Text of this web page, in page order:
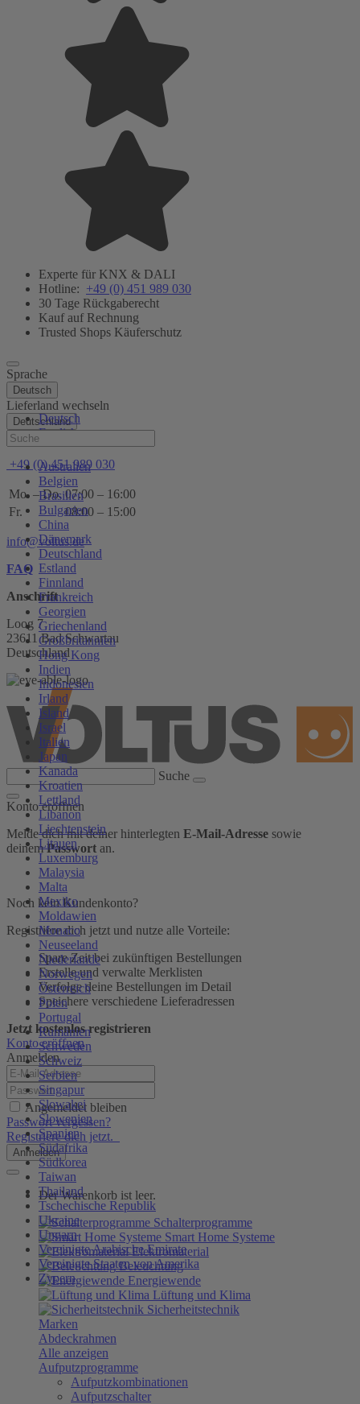
Experte für KNX & DALI
Hotline: +49 (0) 451 989 030
30 Tage Rückgaberecht
Kauf auf Rechnung
Trusted Shops Käuferschutz
Sprache
Deutsch
Deutsch
English
Lieferland wechseln
Deutschland
Australien
Belgien
Brasilien
Bulgarien
China
Dänemark
Deutschland
Estland
Finnland
Frankreich
Georgien
Griechenland
Großbritannien
Hong Kong
Indien
Indonesien
Irland
Island
Israel
Italien
Japan
Kanada
Kroatien
Lettland
Libanon
Liechtenstein
Litauen
Luxemburg
Malaysia
Malta
Mexiko
Moldawien
Monaco
Neuseeland
Niederlande
Norwegen
Österreich
Polen
Portugal
Rumänien
Schweden
Schweiz
Serbien
Singapur
Slowakei
Slowenien
Spanien
Südafrika
Südkorea
Taiwan
Thailand
Tschechische Republik
Ukraine
Ungarn
Vereinigte Arabische Emirate
Vereinigte Staaten von Amerika
Zypern
Hilfe
+49 (0) 451 989 030
Mo. – Do. 07:00 – 16:00
Fr.
08:00 – 15:00
info@voltus.de
FAQ
Anschrift
Loog 7
23611 Bad Schwartau
Deutschland
Suche
Konto eröffnen
Melde dich mit deiner hinterlegten E-Mail-Adresse sowie
deinemPasswort an.
Noch kein Kundenkonto?
Registriere dich jetzt und nutze alle Vorteile:
Spare Zeit bei zukünftigen Bestellungen
Erstelle und verwalte Merklisten
Verfolge deine Bestellungen im Detail
Speichere verschiedene Lieferadressen
Jetzt kostenlos registrieren
Konto eröffnen
Anmelden
Angemeldet bleiben
Passwort vergessen?
Registriere dich jetzt.
Anmelden
Der Warenkorb ist leer.
Schalterprogramme
Smart Home Systeme
Elektromaterial
Beleuchtung
Energiewende
Lüftung und Klima
Sicherheitstechnik
Marken
Abdeckrahmen
Alle anzeigen
Aufputzprogramme
Aufputzkombinationen
Aufputzschalter